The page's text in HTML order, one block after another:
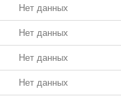
Нет данных
Нет данных
Нет данных
Нет данных